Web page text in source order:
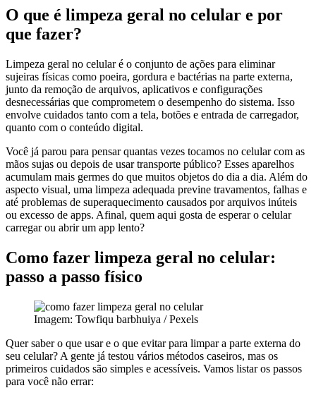
O que é limpeza geral no celular e por
que fazer?
Limpeza geral no celular é o conjunto de ações para eliminar
sujeiras físicas como poeira, gordura e bactérias na parte externa,
junto da remoção de arquivos, aplicativos e configurações
desnecessárias que comprometem o desempenho do sistema. Isso
envolve cuidados tanto com a tela, botões e entrada de carregador,
quanto com o conteúdo digital.
Você já parou para pensar quantas vezes tocamos no celular com as
mãos sujas ou depois de usar transporte público? Esses aparelhos
acumulam mais germes do que muitos objetos do dia a dia. Além do
aspecto visual, uma limpeza adequada previne travamentos, falhas e
até problemas de superaquecimento causados por arquivos inúteis
ou excesso de apps. Afinal, quem aqui gosta de esperar o celular
carregar ou abrir um app lento?
Como fazer limpeza geral no celular:
passo a passo físico
Imagem: Towfiqu barbhuiya / Pexels
Quer saber o que usar e o que evitar para limpar a parte externa do
seu celular? A gente já testou vários métodos caseiros, mas os
primeiros cuidados são simples e acessíveis. Vamos listar os passos
para você não errar: